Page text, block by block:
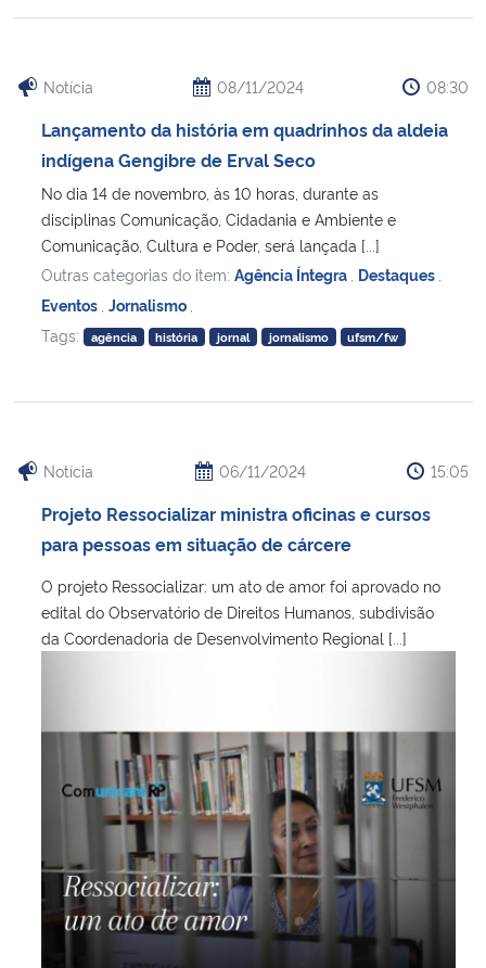
Notícia 08/11/2024 08:30
Lançamento da história em quadrinhos da aldeia
indígena Gengibre de Erval Seco
No dia 14 de novembro, às 10 horas, durante as
disciplinas Comunicação, Cidadania e Ambiente e
Comunicação, Cultura e Poder, será lançada [...]
Outras categorias do item: Agência Íntegra Destaques
Eventos
Jornalismo
Tags:
agência história jornal jornalismo ufsm/fw
Notícia 06/11/2024 15:05
Projeto Ressocializar ministra oficinas e cursos
para pessoas em situação de cárcere
O projeto Ressocializar: um ato de amor foi aprovado no
edital do Observatório de Direitos Humanos, subdivisão
da Coordenadoria de Desenvolvimento Regional [...]